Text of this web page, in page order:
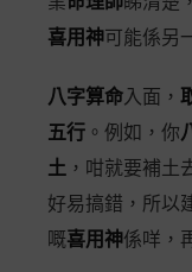
喜用神可能係另
八字算命入面，
五行 。例如，你
土 ，咁就要補土
好易搞錯，所以
嘅喜用神係咩，